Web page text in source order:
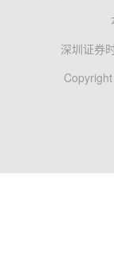
深圳证券